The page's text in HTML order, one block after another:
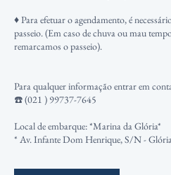
♦️ Para efetuar o agendamento, é
passeio. (Em caso de chuva ou mau
remarcamos o passeio).
Para qualquer informação entrar em
☎️ (021 ) 99737-7645
Local de embarque: *Marina da Glória*
* Av. Infante Dom Henrique, S/N -